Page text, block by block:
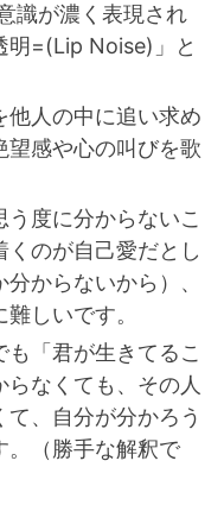
識が濃く表現され
明=(Lip Noise)」と
他人の中に追い求め
望感や心の叫びを歌
う度に分からないこ
くのが自己愛だとし
からないから）、
しいです。
も「君が生きてるこ
らなくても、その人
、自分が分かろう
。（勝手な解釈で